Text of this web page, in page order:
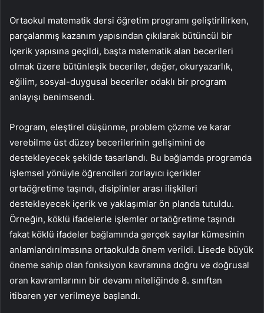
Ortaokul matematik dersi öğretim programı geliştirilirken,
parçalanmış kazanım yapısından çıkılarak bütüncül bir
içerik yapısına geçildi, başta matematik alan becerileri
olmak üzere bütünleşik beceriler, değer, okuryazarlık,
eğilim, sosyal-duygusal beceriler odaklı bir program
anlayışı benimsendi.
Program, eleştirel düşünme, problem çözme ve karar
verebilme üst düzey becerilerinin gelişimini de
destekleyecek şekilde tasarlandı. Bu bağlamda programda
işlemsel yönüyle öğrencileri zorlayıcı içerikler
ortaöğretime taşındı, disiplinler arası ilişkileri
destekleyecek içerik ve yaklaşımlar ön planda tutuldu.
Örneğin, köklü ifadelerle işlemler ortaöğretime taşındı
fakat köklü ifadeler bağlamında gerçek sayılar kümesinin
anlamlandırılmasına ortaokulda önem verildi. Lisede büyük
öneme sahip olan fonksiyon kavramına doğru ve doğrusal
oran kavramlarının bir devamı niteliğinde 8. sınıftan
itibaren yer verilmeye başlandı.